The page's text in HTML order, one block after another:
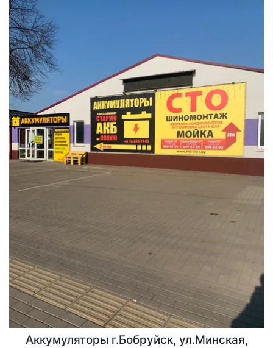
Аккумуляторы г.Бобруйск, ул.Минская,